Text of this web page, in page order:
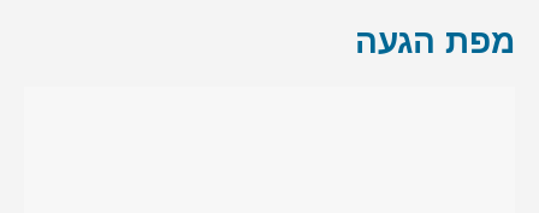
מפת הגעה